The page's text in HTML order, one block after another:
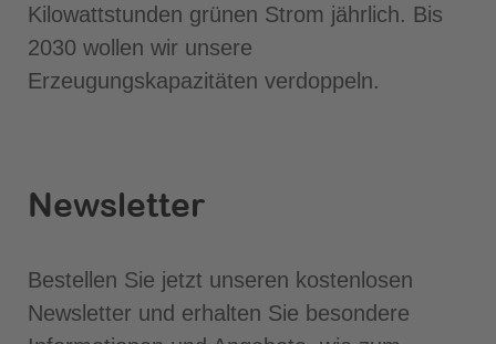
Kilowattstunden grünen Strom jährlich. Bis
2030 wollen wir unsere
Erzeugungskapazitäten verdoppeln.
Newsletter
Bestellen Sie jetzt unseren kostenlosen
Newsletter und erhalten Sie besondere